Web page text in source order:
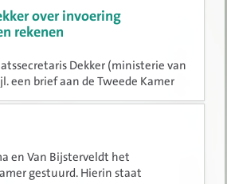
over invoering
rekenen
Dekker (ministerie van
een brief aan de Tweede Kamer
de referentieniveaus bij taal en
en Van Bijsterveldt het
gestuurd. Hierin staat